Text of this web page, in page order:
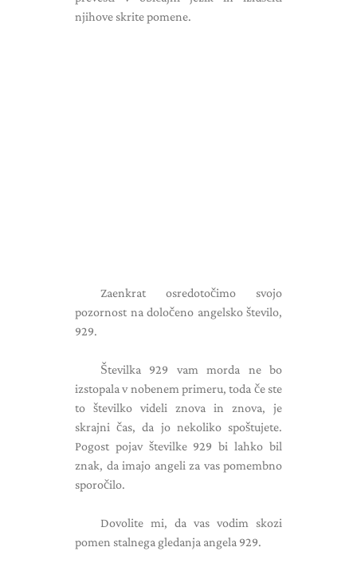
njihove skrite pomene.
Zaenkrat osredotočimo svojo
pozornost na določeno angelsko število,
929.
Številka 929 vam morda ne bo
izstopala v nobenem primeru, toda če ste
to številko videli znova in znova, je
skrajni čas, da jo nekoliko spoštujete.
Pogost pojav številke 929 bi lahko bil
znak, da imajo angeli za vas pomembno
sporočilo.
Dovolite mi, da vas vodim skozi
pomen stalnega gledanja angela 929.